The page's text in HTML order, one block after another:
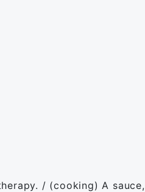
/ (cooking) A